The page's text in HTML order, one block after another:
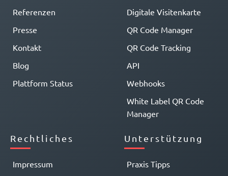
Referenzen
Presse
Kontakt
Blog
Plattform Status
Digitale Visitenkarte
QR Code Manager
QR Code Tracking
API
Webhooks
White Label QR Code
Manager
Rechtliches
Impressum
Unterstützung
Praxis Tipps